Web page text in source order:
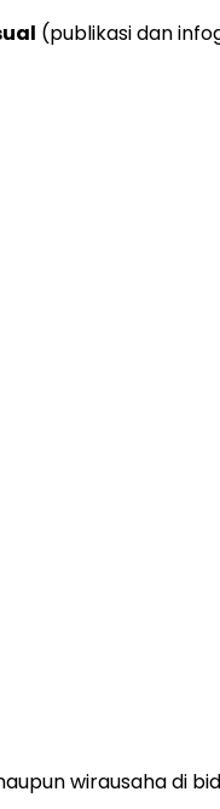
(publikasi dan
wirausaha di